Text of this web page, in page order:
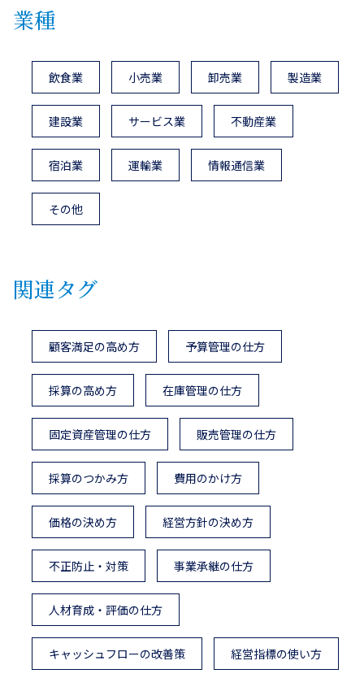
業種
飲食業 小売業 卸売業 製造業
建設業 サービス業 不動産業
宿泊業 運輸業 情報通信業
その他
関連タグ
顧客満足の高め方 予算管理の仕方
採算の高め方 在庫管理の仕方
固定資産管理の仕方 販売管理の仕方
採算のつかみ方 費用のかけ方
価格の決め方 経営方針の決め方
不正防止・対策 事業承継の仕方
人材育成・評価の仕方
キャッシュフローの改善策 経営指標の使い方